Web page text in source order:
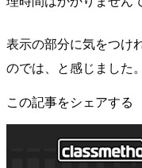
表示の部分に気をつけ
のでは、と感じました。
この記事をシェアする